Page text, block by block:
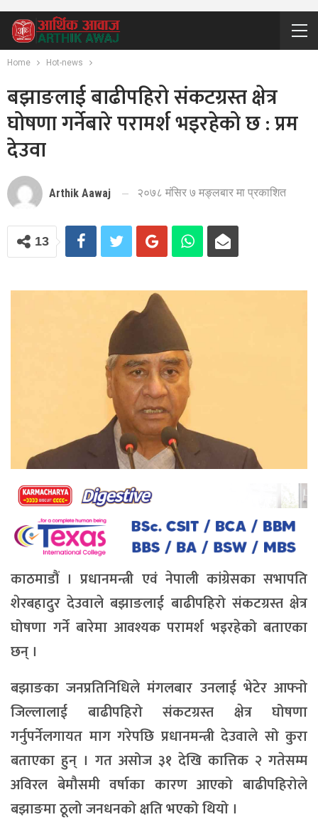
Home Hot-news
बझाङलाई बाढीपहिरो संकटग्रस्त क्षेत्र
घोषणा गर्नेबारे परामर्श भइरहेको छ : प्रम
देउवा
Arthik Aawaj २०७८ मंसिर ७ मङ्लबार मा प्रकाशित
13
काठमाडौं । प्रधानमन्त्री एवं नेपाली कांग्रेसका सभापति
शेरबहादुर देउवाले बझाङलाई बाढीपहिरो संकटग्रस्त क्षेत्र
घोषणा गर्ने बारेमा आवश्यक परामर्श भइरहेको बताएका
छन् ।
बझाङका जनप्रतिनिधिले मंगलबार उनलाई भेटेर आफ्नो
जिल्लालाई बाढीपहिरो संकटग्रस्त क्षेत्र घोषणा
गर्नुपर्नेलगायत माग गरेपछि प्रधानमन्त्री देउवाले सो कुरा
बताएका हुन् । गत असोज ३१ देखि कात्तिक २ गतेसम्म
अविरल बेमौसमी वर्षाका कारण आएको बाढीपहिरोले
बझाङमा ठूलो जनधनको क्षति भएको थियो ।